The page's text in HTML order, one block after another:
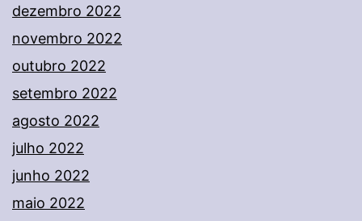
dezembro 2022
novembro 2022
outubro 2022
setembro 2022
agosto 2022
julho 2022
junho 2022
maio 2022